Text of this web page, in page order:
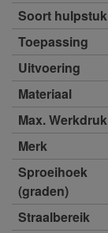
Soort hulpstuk
Toepassing
Uitvoering
Materiaal
Max. Werkdruk
Merk
Sproeihoek
(graden)
Straalbereik